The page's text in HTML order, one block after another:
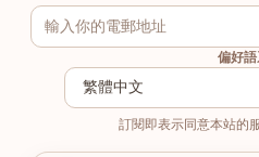
偏好
訂閱即表示同意本站的